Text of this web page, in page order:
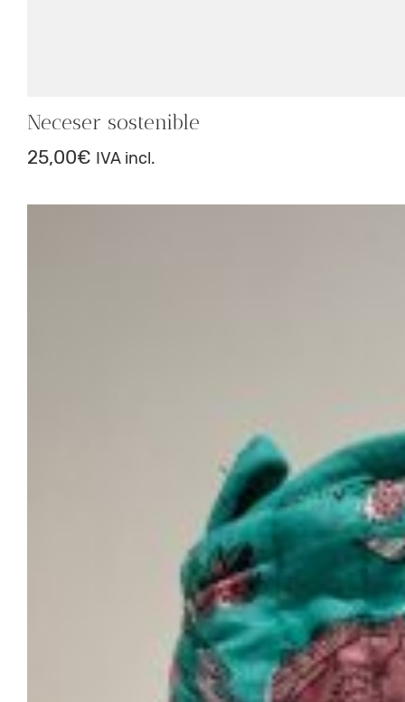
Neceser sostenible
25,00€ IVA incl.